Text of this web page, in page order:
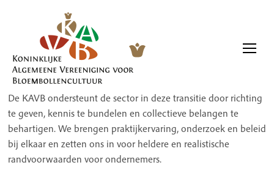
De KAVB ondersteunt de sector in deze transitie door richting
te geven, kennis te bundelen en collectieve belangen te
behartigen. We brengen praktijkervaring, onderzoek en beleid
bij elkaar en zetten ons in voor heldere en realistische
randvoorwaarden voor ondernemers.